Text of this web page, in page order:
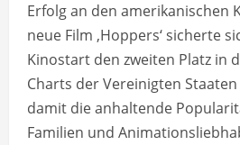
Erfolg an den amerikanischen
neue Film ‚Hoppers‘ sicherte
Kinostart den zweiten Platz in
Charts der Vereinigten
damit die anhaltende
Familien und